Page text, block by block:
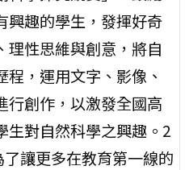
興趣的學生，發揮好奇
理性思維與創意，將自
程，運用文字、影像、
行創作，以激發全國高
生對自然科學之興趣。2
讓更多在教育第一線的